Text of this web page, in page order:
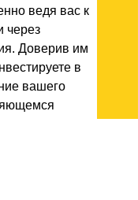
ведя вас к
через
Доверив им
в
вашего